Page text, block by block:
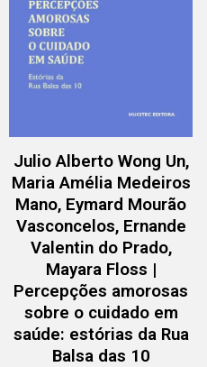
Julio Alberto Wong Un,
Maria Amélia Medeiros
Mano, Eymard Mourão
Vasconcelos, Ernande
Valentin do Prado,
Mayara Floss |
Percepções amorosas
sobre o cuidado em
saúde: estórias da Rua
Balsa das 10